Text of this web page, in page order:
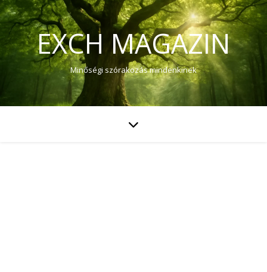
EXCH MAGAZIN
Minőségi szórakozás mindenkinek